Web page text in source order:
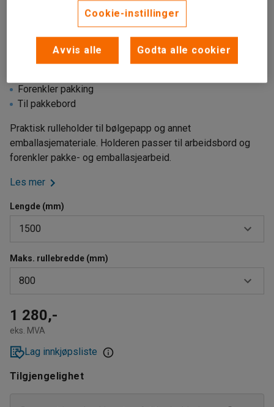
Forenkler pakking
Til pakkebord
Praktisk rulleholder til bølgepapp og annet
emballasjemateriale. Holderen passer til arbeidsbord og
forenkler pakke- og emballasjearbeid.
Les mer
Lengde (mm)
1500
1500
2000
Maks. rullebredde (mm)
800
800
1300
1 280,-
eks. MVA
Lag innkjøpsliste
Tilgjengelighet
Cookie-instillinger
Avvis alle Godta alle cookier